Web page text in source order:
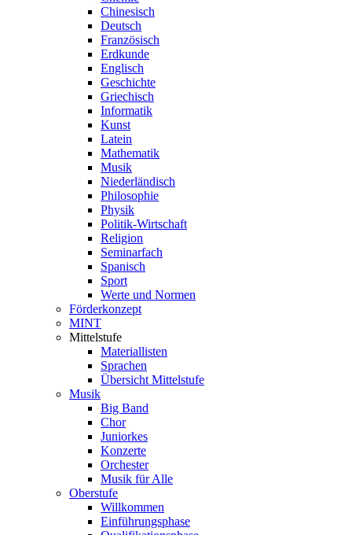
Chinesisch
Deutsch
Französisch
Erdkunde
Englisch
Geschichte
Griechisch
Informatik
Kunst
Latein
Mathematik
Musik
Niederländisch
Philosophie
Physik
Politik-Wirtschaft
Religion
Seminarfach
Spanisch
Sport
Werte und Normen
Förderkonzept
MINT
Mittelstufe
Materiallisten
Sprachen
Übersicht Mittelstufe
Musik
Big Band
Chor
Juniorkes
Konzerte
Orchester
Musik für Alle
Oberstufe
Willkommen
Einführungsphase